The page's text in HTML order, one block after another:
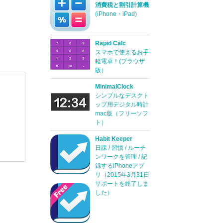
消費税と割引計算機
(iPhone・iPad)
Rapid Calc
スマホで使えるお手
軽電卓！(ブラウザ
版）
MinimalClock
シンプルなデスクト
ップ用デジタル時計
mac版（フリーソフ
ト）
Habit Keeper
日課 / 習慣 / ルーチ
ンワークを管理 / 記
録するiPhoneアプ
リ（2015年3月31日
サポートを終了しま
した）